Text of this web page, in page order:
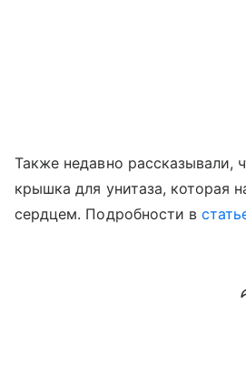
Также недавно рассказывали,
крышка для унитаза, которая
сердцем. Подробности в